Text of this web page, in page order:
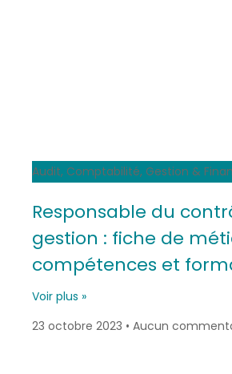
Audit, Comptabilité, Gestion &
Responsable du
gestion : fiche de
compétences et
Voir plus »
23 octobre 2023
Aucun